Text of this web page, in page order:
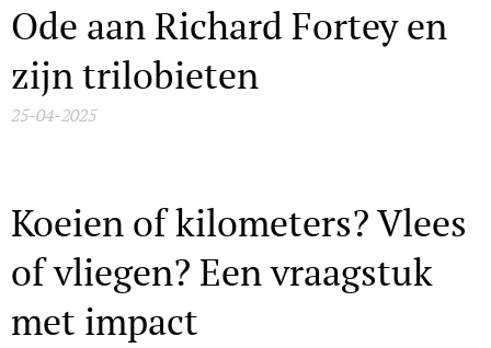
Ode aan Richard Fortey en
zijn trilobieten
25-04-2025
Koeien of kilometers? Vlees
of vliegen? Een vraagstuk
met impact